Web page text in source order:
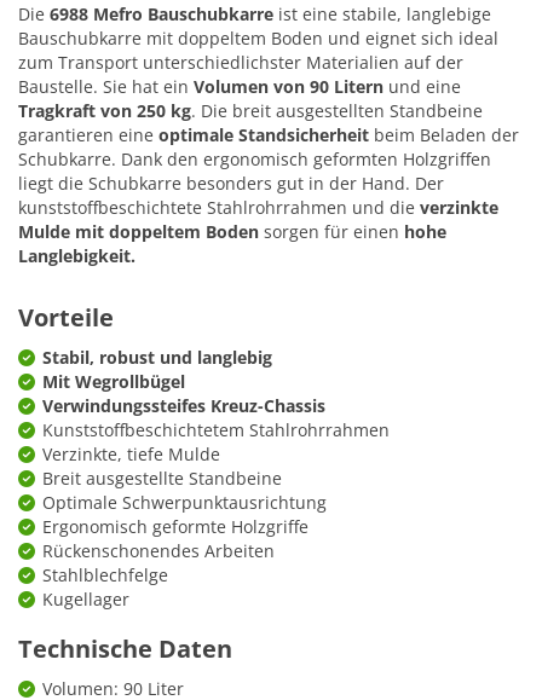
Die 6988 Mefro Bauschubkarre ist eine stabile, langlebige
Bauschubkarre mit doppeltem Boden und eignet sich ideal
zum Transport unterschiedlichster Materialien auf der
Baustelle. Sie hat ein Volumen von 90 Litern und eine
Tragkraft von 250 kg. Die breit ausgestellten Standbeine
garantieren eine optimale Standsicherheit beim Beladen der
Schubkarre. Dank den ergonomisch geformten Holzgriffen
liegt die Schubkarre besonders gut in der Hand. Der
kunststoffbeschichtete Stahlrohrrahmen und die verzinkte
Mulde mit doppeltem Boden sorgen für einen hohe
Langlebigkeit.
Vorteile
Stabil, robust und langlebig
Mit Wegrollbügel
Verwindungssteifes Kreuz-Chassis
Kunststoffbeschichtetem Stahlrohrrahmen
Verzinkte, tiefe Mulde
Breit ausgestellte Standbeine
Optimale Schwerpunktausrichtung
Ergonomisch geformte Holzgriffe
Rückenschonendes Arbeiten
Stahlblechfelge
Kugellager
Technische Daten
Volumen: 90 Liter